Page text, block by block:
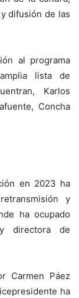
difusión de las
al programa
lista de
Karlos
Concha
en 2023 ha
y
ha ocupado
directora de
Carmen Páez
ha